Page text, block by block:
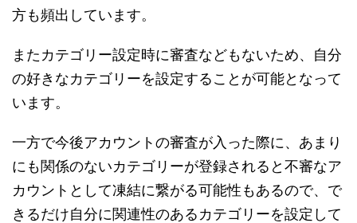
方も頻出しています。
またカテゴリー設定時に審査などもないため、自分
の好きなカテゴリーを設定することが可能となって
います。
一方で今後アカウントの審査が入った際に、あまり
にも関係のないカテゴリーが登録されると不審なア
カウントとして凍結に繋がる可能性もあるので、で
きるだけ自分に関連性のあるカテゴリーを設定して